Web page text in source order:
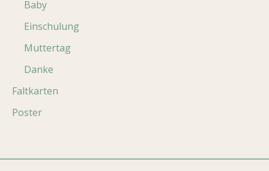
Baby
Einschulung
Muttertag
Danke
Faltkarten
Poster